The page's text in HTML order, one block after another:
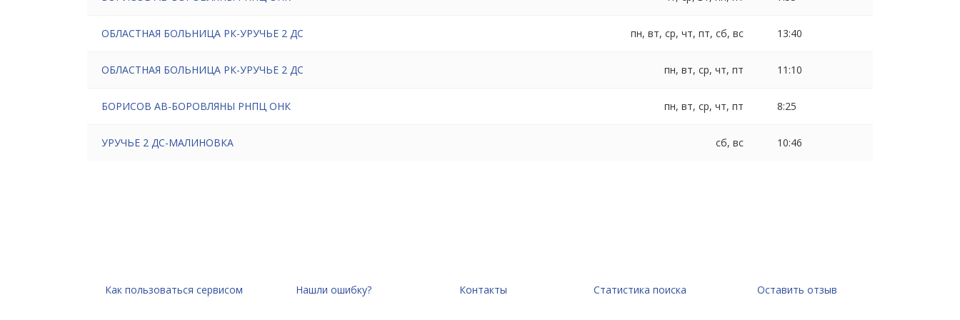
ОБЛАСТНАЯ БОЛЬНИЦА РК-УРУЧЬЕ 2 ДС пн, вт, ср, чт, пт, сб, вс 13:40
ОБЛАСТНАЯ БОЛЬНИЦА РК-УРУЧЬЕ 2 ДС пн, вт, ср, чт, пт 11:10
БОРИСОВ АВ-БОРОВЛЯНЫ РНПЦ ОНК пн, вт, ср, чт, пт 8:25
УРУЧЬЕ 2 ДС-МАЛИНОВКА сб, вс 10:46
Как пользоваться сервисом Нашли ошибку? Контакты Статистика поиска Оставить отзыв